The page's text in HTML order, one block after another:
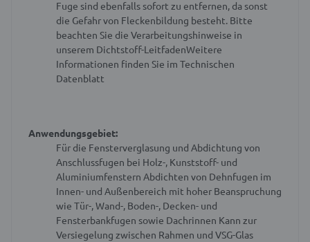
Fuge sind ebenfalls sofort zu entfernen, da sonst
die Gefahr von Fleckenbildung besteht. Bitte
beachten Sie die Verarbeitungshinweise in
unserem Dichtstoff-LeitfadenWeitere
Informationen finden Sie im Technischen
Datenblatt
Anwendungsgebiet:
Für die Fensterverglasung und Abdichtung von
Anschlussfugen bei Holz-, Kunststoff- und
Aluminiumfenstern Abdichten von Dehnfugen im
Innen- und Außenbereich mit hoher Beanspruchung
wie Tür-, Wand-, Boden-, Decken- und
Fensterbankfugen sowie Dachrinnen Kann zur
Versiegelung zwischen Rahmen und VSG-Glas